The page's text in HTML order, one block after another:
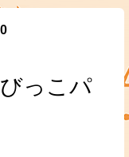
っこパ